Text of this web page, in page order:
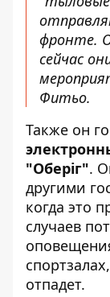
фронте.
сейчас
Фитьо.
Также он
"Оберіг".
другими
когда это
случаев
отпадет.